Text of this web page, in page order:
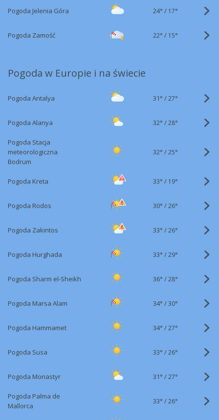
Pogoda Jelenia Góra 24° / 17°
Pogoda Zamość 22° / 15°
Pogoda w Europie i na świecie
Pogoda Antalya 31° /27°
Pogoda Alanya 32° /28°
Pogoda Stacja
meteorologiczna
Bodrum
32° /25°
Pogoda Kreta 33° / 19°
Pogoda Rodos 30° /26°
Pogoda Zakintos 33° /26°
Pogoda Hurghada 33° /29°
Pogoda Sharm el-Sheikh 36° /28°
Pogoda Marsa Alam 34° /30°
Pogoda Hammamet 34° /27°
Pogoda Susa 33° /26°
Pogoda Monastyr 31° /27°
Pogoda Palma de
Mallorca
33° /26°